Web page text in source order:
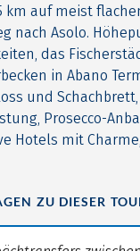
km auf meist
nach Asolo.
das
in Abano
und
Prosecco-
Hotels mit
ZU DIESER